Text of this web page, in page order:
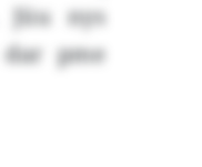
Jüu nys
pme